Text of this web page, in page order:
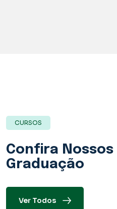
CURSOS
Confira Nossos
Graduação
Ver Todos